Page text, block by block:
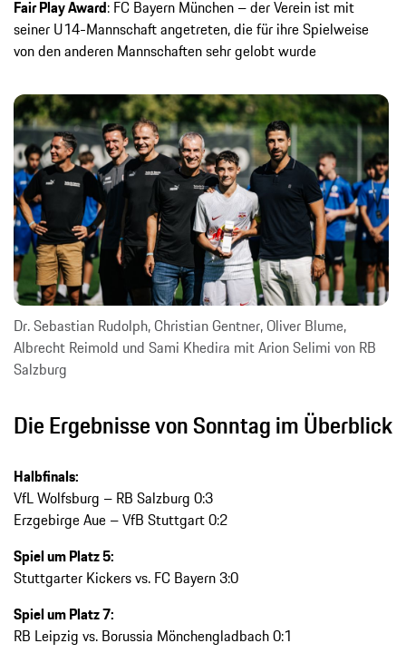
Fair Play Award: FC Bayern München – der Verein ist mit
seiner U14-Mannschaft angetreten, die für ihre Spielweise
von den anderen Mannschaften sehr gelobt wurde
Dr. Sebastian Rudolph, Christian Gentner, Oliver Blume,
Albrecht Reimold und Sami Khedira mit Arion Selimi von RB
Salzburg
Die Ergebnisse von Sonntag im Überblick
Halbfinals:
VfL Wolfsburg – RB Salzburg 0:3
Erzgebirge Aue – VfB Stuttgart 0:2
Spiel um Platz 5:
Stuttgarter Kickers vs. FC Bayern 3:0
Spiel um Platz 7:
RB Leipzig vs. Borussia Mönchengladbach 0:1